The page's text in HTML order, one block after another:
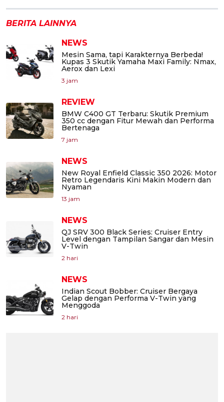
BERITA LAINNYA
NEWS
Mesin Sama, tapi Karakternya Berbeda!
Kupas 3 Skutik Yamaha Maxi Family: Nmax,
Aerox dan Lexi
3 jam
REVIEW
BMW C400 GT Terbaru: Skutik Premium
350 cc dengan Fitur Mewah dan Performa
Bertenaga
7 jam
NEWS
New Royal Enfield Classic 350 2026: Motor
Retro Legendaris Kini Makin Modern dan
Nyaman
13 jam
NEWS
QJ SRV 300 Black Series: Cruiser Entry
Level dengan Tampilan Sangar dan Mesin
V-Twin
2 hari
NEWS
Indian Scout Bobber: Cruiser Bergaya
Gelap dengan Performa V-Twin yang
Menggoda
2 hari